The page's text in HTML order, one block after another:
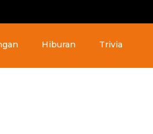
Hiburan Trivia